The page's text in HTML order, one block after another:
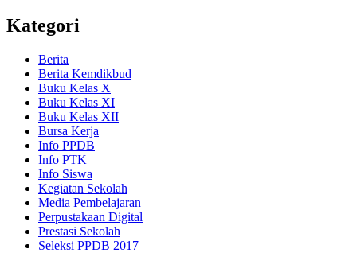
Kategori
Berita
Berita Kemdikbud
Buku Kelas X
Buku Kelas XI
Buku Kelas XII
Bursa Kerja
Info PPDB
Info PTK
Info Siswa
Kegiatan Sekolah
Media Pembelajaran
Perpustakaan Digital
Prestasi Sekolah
Seleksi PPDB 2017